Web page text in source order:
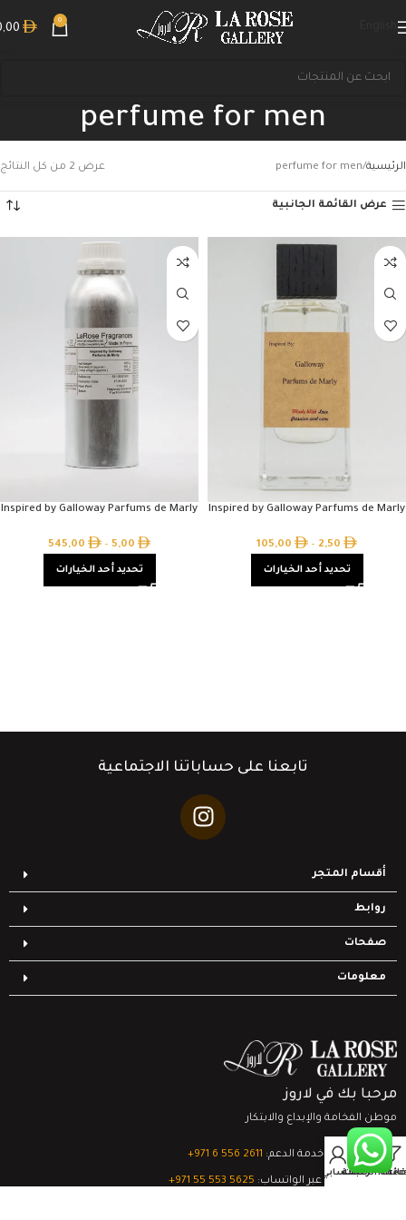
0
perfume for men
الرئيسية perfume for men عرض ⁦2⁩ من كل النتائج
عرض القائمة الجانبية
Inspired by Galloway Parfums de Marly
2,50
–
105,00
تحديد أحد الخيارات
Inspired by Galloway Parfums de Marly
5,00
–
545,00
تحديد أحد الخيارات
تابعنا على حساباتنا الاجتماعية
أقسام المتجر
روابط
صفحات
معلومات
مرحبا بك في لاروز
موطن الفخامة والإبداع والابتكار
تواصل مع خدمة الدعم: ‎+971 6 556 2611
الدعم الفني عبر الواتساب: ‎+971 55 553 5625
قائمة الرغبات
0
السلةحسابي